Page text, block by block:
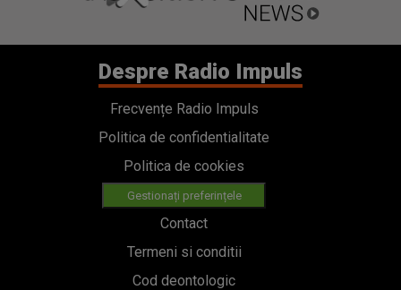
Despre Radio Impuls
Frecvențe Radio Impuls
Politica de confidentialitate
Politica de cookies
Gestionați preferințele
Contact
Termeni si conditii
Cod deontologic